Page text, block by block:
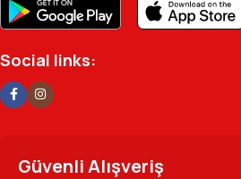
Social links:
Güvenli Alışveriş